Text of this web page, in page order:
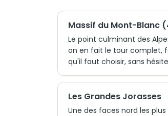
Massif du Mont-Blanc
Le point culminant des
on en fait le tour complet,
qu'il faut choisir, sans
Les Grandes Jorasses
Une des faces nord les